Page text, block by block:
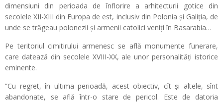
dimensiuni din perioada de înflorire a arhitecturii gotice din
secolele XII-XIII din Europa de est, inclusiv din Polonia şi Galiţia, de
unde se trăgeau polonezii şi armenii catolici veniţi în Basarabia…
Pe teritoriul cimitirului armenesc se află monumente funerare,
care datează din secolele XVIII-XX, ale unor personalităţi istorice
eminente.
”Cu regret, în ultima perioadă, acest obiectiv, cît și altele, sînt
abandonate, se află într-o stare de pericol. Este de datoria